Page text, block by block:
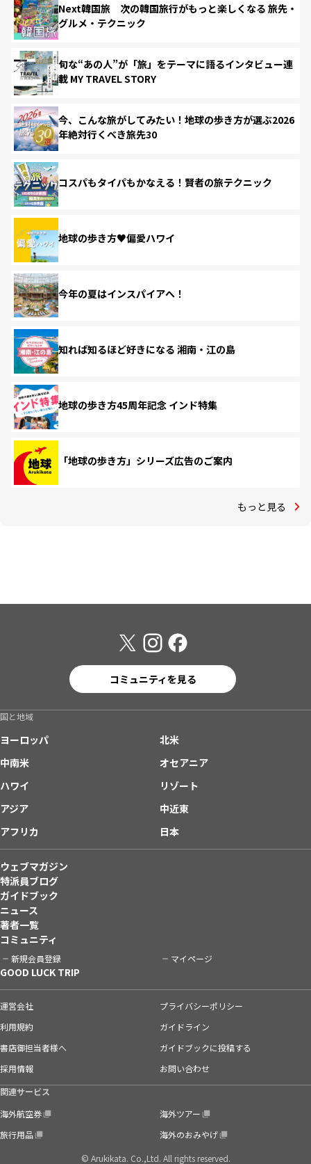
Next韓国旅 次の韓国旅行がもっと楽しくなる 旅先・
グルメ・テクニック
旬な“あの人”が「旅」をテーマに語るインタビュー連
載 MY TRAVEL STORY
今、こんな旅がしてみたい！地球の歩き方が選ぶ2026
年絶対行くべき旅先30
コスパもタイパもかなえる！賢者の旅テクニック
地球の歩き方♥偏愛ハワイ
今年の夏はインスパイアへ！
知れば知るほど好きになる 湘南・江の島
地球の歩き方45周年記念 インド特集
「地球の歩き方」シリーズ広告のご案内
もっと見る
コミュニティを見る
国と地域
ヨーロッパ
北米
中南米
オセアニア
ハワイ
リゾート
アジア
中近東
アフリカ
日本
ウェブマガジン
特派員ブログ
ガイドブック
ニュース
著者一覧
コミュニティ
新規会員登録 マイページ
GOOD LUCK TRIP
運営会社
プライバシーポリシー
利用規約
ガイドライン
書店御担当者様へ
ガイドブックに投稿する
採用情報
お問い合わせ
関連サービス
海外航空券
海外ツアー
旅行用品
海外のおみやげ
© Arukikata. Co.,Ltd. All rights reserved.